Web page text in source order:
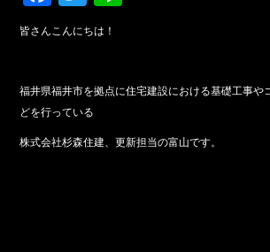
ce wi
皆さんこんにちは！
福井県福井市を拠点に住宅建設における基礎工事や
どを行っている
株式会社杉森住建、更新担当の富山です。